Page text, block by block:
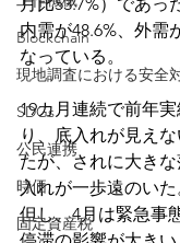
Blockchain
現地調査における安全
SDGs
公民連携
時価
固定資産税
内需が48.6%、外需
なっている。
19カ月連続で前年
り、底入れが見え
たが、されに大き
入れが一歩遠のいた
但し、4月は緊急事